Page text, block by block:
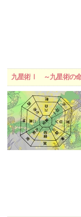
九星術Ⅰ ～九星術の命